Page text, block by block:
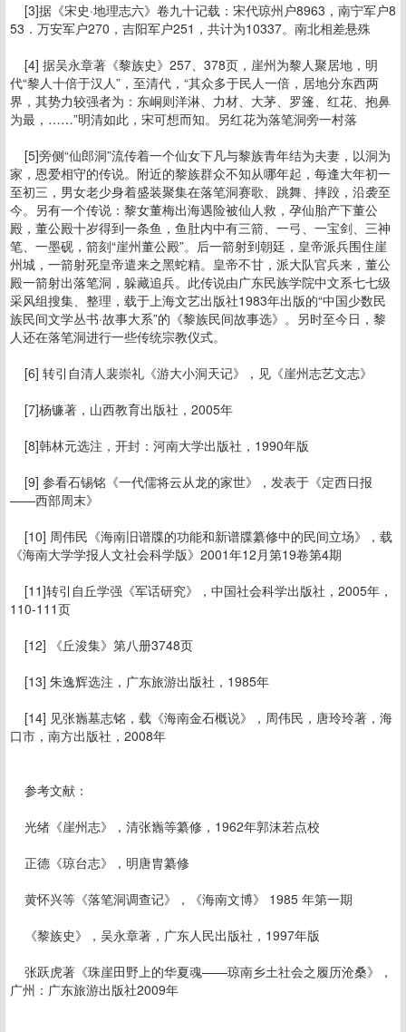
[3]据《宋史·地理志六》卷九十记载：宋代琼州户8963，南宁军户8
53．万安军户270，吉阳军户251，共计为10337。南北相差悬殊
[4] 据吴永章著《黎族史》257、378页，崖州为黎人聚居地，明
代“黎人十倍于汉人”，至清代，“其众多于民人一倍，居地分东西两
界，其势力较强者为：东峒则洋淋、力材、大茅、罗篷、红花、抱鼻
为最，……”明清如此，宋可想而知。另红花为落笔洞旁一村落
[5]旁侧“仙郎洞”流传着一个仙女下凡与黎族青年结为夫妻，以洞为
家，恩爱相守的传说。附近的黎族群众不知从哪年起，每逢大年初一
至初三，男女老少身着盛装聚集在落笔洞赛歌、跳舞、摔跤，沿袭至
今。另有一个传说：黎女董梅出海遇险被仙人救，孕仙胎产下董公
殿，董公殿十岁得到一条鱼，鱼肚内中有三箭、一弓、一宝剑、三神
笔、一墨砚，箭刻“崖州董公殿”。后一箭射到朝廷，皇帝派兵围住崖
州城，一箭射死皇帝遣来之黑蛇精。皇帝不甘，派大队官兵来，董公
殿一箭射出落笔洞，躲藏追兵。此传说由广东民族学院中文系七七级
采风组搜集、整理，载于上海文艺出版社1983年出版的“中国少数民
族民间文学丛书·故事大系”的《黎族民间故事选》。另时至今日，黎
人还在落笔洞进行一些传统宗教仪式。
[6] 转引自清人裴崇礼《游大小洞天记》，见《崖州志艺文志》
[7]杨镰著，山西教育出版社，2005年
[8]韩林元选注，开封：河南大学出版社，1990年版
[9] 参看石锡铭《一代儒将云从龙的家世》，发表于《定西日报
——西部周末》
[10] 周伟民《海南旧谱牒的功能和新谱牒纂修中的民间立场》，载
《海南大学学报人文社会科学版》2001年12月第19卷第4期
[11]转引自丘学强《军话研究》，中国社会科学出版社，2005年，
110-111页
[12] 《丘浚集》第八册3748页
[13] 朱逸辉选注，广东旅游出版社，1985年
[14] 见张巂墓志铭，载《海南金石概说》，周伟民，唐玲玲著，海
口市，南方出版社，2008年
参考文献：
光绪《崖州志》，清张巂等纂修，1962年郭沫若点校
正德《琼台志》，明唐胄纂修
黄怀兴等《落笔洞调查记》，《海南文博》 1985 年第一期
《黎族史》，吴永章著，广东人民出版社，1997年版
张跃虎著《珠崖田野上的华夏魂——琼南乡土社会之履历沧桑》，
广州：广东旅游出版社2009年